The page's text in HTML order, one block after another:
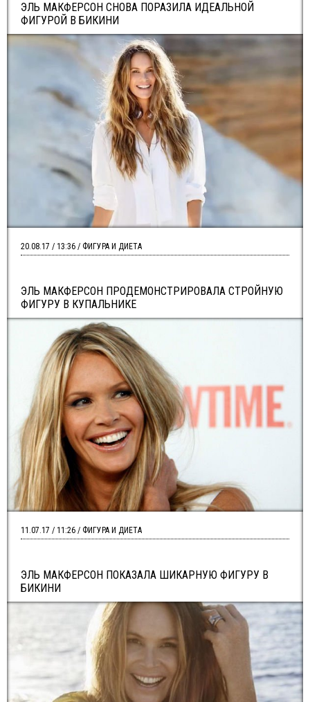
ЭЛЬ МАКФЕРСОН СНОВА ПОРАЗИЛА ИДЕАЛЬНОЙ
ФИГУРОЙ В БИКИНИ
ЭЛЬ МАКФЕРСОН ПРОДЕМОНСТРИРОВАЛА СТРОЙНУЮ
ФИГУРУ В КУПАЛЬНИКЕ
20.08.17 / 13:36 / ФИГУРА И ДИЕТА
ЭЛЬ МАКФЕРСОН ПОКАЗАЛА ШИКАРНУЮ ФИГУРУ В
БИКИНИ
11.07.17 / 11:26 / ФИГУРА И ДИЕТА